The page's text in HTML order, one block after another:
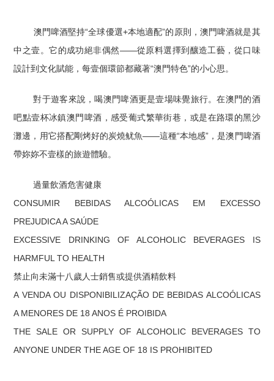
​​澳門啤酒堅持“全球優選+本地適配”的原則，澳門啤酒就是其
中之壹。它的成功絕非偶然——從原料選擇到釀造工藝，從口味
設計到文化賦能，每壹個環節都藏著“澳門特色”的小心思。
對于遊客來說，喝澳門啤酒更是壹場味覺旅行。在澳門的酒
吧點壹杯冰鎮澳門啤酒，感受葡式繁華街巷，或是在路環的黑沙
灘邊，用它搭配剛烤好的炭燒鱿魚——這種“本地感”，是澳門啤酒
帶妳妳不壹樣的旅遊體驗。
過量飲酒危害健康
CONSUMIR BEBIDAS ALCOÓLICAS EM EXCESSO
PREJUDICA A SAÚDE
EXCESSIVE DRINKING OF ALCOHOLIC BEVERAGES IS
HARMFUL TO HEALTH
禁止向未滿十八歲人士銷售或提供酒精飲料
A VENDA OU DISPONIBILIZAÇÃO DE BEBIDAS ALCOÓLICAS
A MENORES DE 18 ANOS É PROIBIDA
THE SALE OR SUPPLY OF ALCOHOLIC BEVERAGES TO
ANYONE UNDER THE AGE OF 18 IS PROHIBITED